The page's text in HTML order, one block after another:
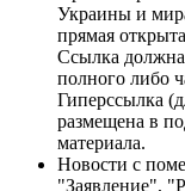
Украины и
прямая
Ссылка должна
полного либо
Гиперссылка
размещена в
материала.
Новости с
"Заявление",